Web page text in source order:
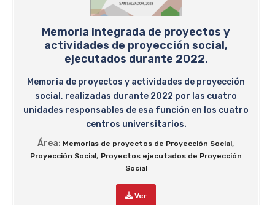
Memoria integrada de proyectos y
actividades de proyección social,
ejecutados durante 2022.
Memoria de proyectos y actividades de proyección
social, realizadas durante 2022 por las cuatro
unidades responsables de esa función en los cuatro
centros universitarios.
Área: Memorias de proyectos de Proyección Social,
Proyección Social, Proyectos ejecutados de Proyección
Social
Ver